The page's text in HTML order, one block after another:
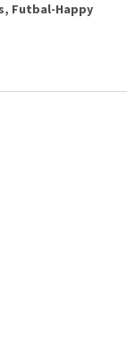
Futbal-Happy